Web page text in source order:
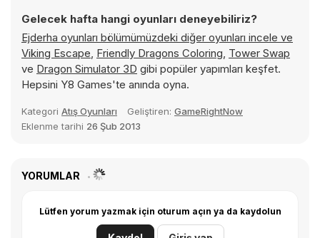
Gelecek hafta hangi oyunları deneyebiliriz?
Ejderha oyunları bölümümüzdeki diğer oyunları incele ve
Viking Escape, Friendly Dragons Coloring, Tower Swap
ve Dragon Simulator 3D gibi popüler yapımları keşfet.
Hepsini Y8 Games'te anında oyna.
Kategori Atış Oyunları Geliştiren: GameRightNow
Eklenme tarihi 26 Şub 2013
YORUMLAR
Lütfen yorum yazmak için oturum açın ya da kaydolun